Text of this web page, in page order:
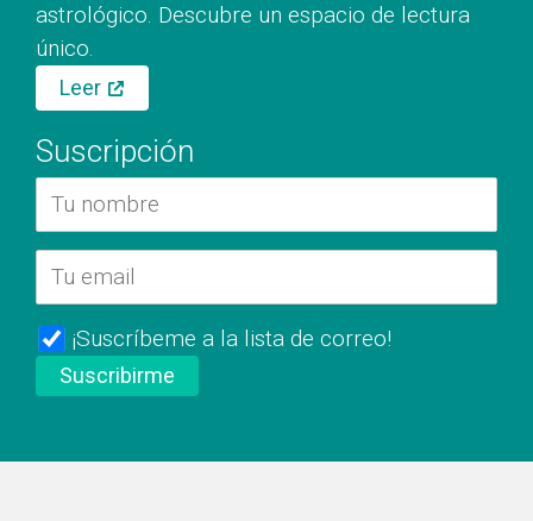
astrológico. Descubre un espacio de lectura
único.
Leer
Suscripción
¡Suscríbeme a la lista de correo!